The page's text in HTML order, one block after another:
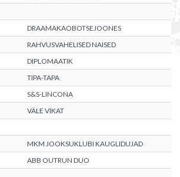
DRAAMAKAOBOTSEJOONES
RAHVUSVAHELISED NAISED
DIPLOMAATIK
TIPA-TAPA
S&S-LINCONA
VÄLE VIKAT
MKM JOOKSUKLUBI KAUGLIDUJAD
ABB OUTRUN DUO